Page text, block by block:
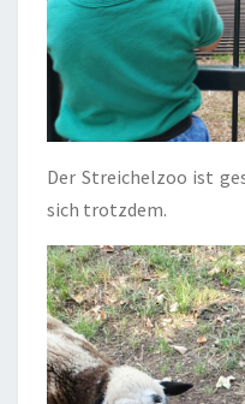
Der Streichelzoo ist
sich trotzdem.